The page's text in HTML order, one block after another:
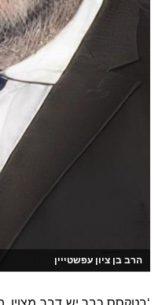
הרב בן ציון עפשטייין